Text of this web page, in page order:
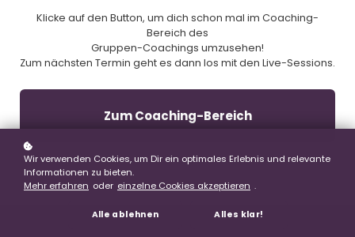
Klicke auf den Button, um dich schon mal im Coaching-
Bereich des
Gruppen-Coachings umzusehen!
Zum nächsten Termin geht es dann los mit den Live-Sessions.
Zum Coaching-Bereich
Wir verwenden Cookies, um Dir ein optimales Erlebnis und relevante
Informationen zu bieten.
Mehr erfahren oder einzelne Cookies akzeptieren .
Alle ablehnen Alles klar!